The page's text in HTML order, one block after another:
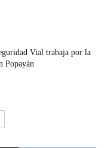
Vial trabaja por la
Popayán